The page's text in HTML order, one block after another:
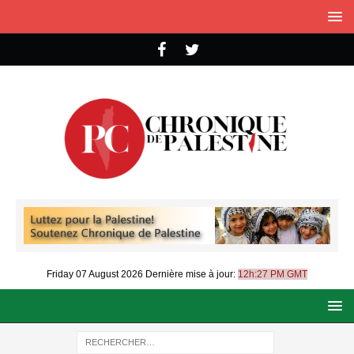
Friday 07 August 2026 Dernière mise à jour: 12h:27 PM GMT